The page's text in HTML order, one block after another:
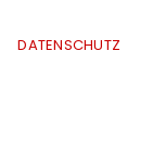
|DATENSCHUTZ